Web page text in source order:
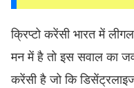
क्रिप्टो करेंसी भारत में
मन में है तो इस सवाल का
करेंसी है जो कि